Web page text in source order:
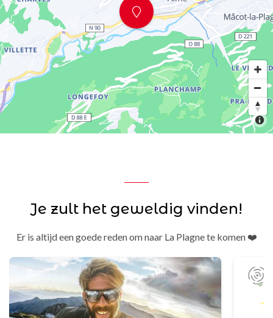
Je zult het geweldig vinden!
Er is altijd een goede reden om naar La Plagne te komen ❤️